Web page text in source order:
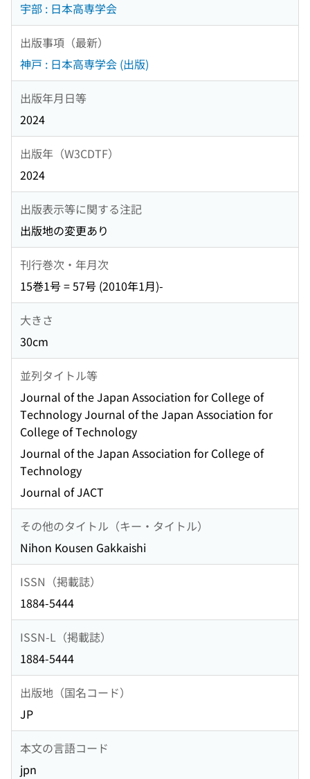
宇部 : 日本高専学会
出版事項（最新）
神戸 : 日本高専学会 (出版)
出版年月日等
2024
出版年（W3CDTF）
2024
出版表示等に関する注記
出版地の変更あり
刊行巻次・年月次
15巻1号 = 57号 (2010年1月)-
大きさ
30cm
並列タイトル等
Journal of the Japan Association for College of
Technology Journal of the Japan Association for
College of Technology
Journal of the Japan Association for College of
Technology
Journal of JACT
その他のタイトル（キー・タイトル）
Nihon Kousen Gakkaishi
ISSN（掲載誌）
1884-5444
ISSN-L（掲載誌）
1884-5444
出版地（国名コード）
JP
本文の言語コード
jpn